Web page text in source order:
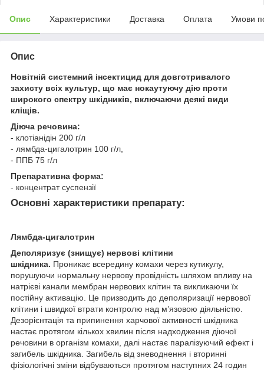
Опис Характеристики Доставка Оплата Умови
Опис
Новітній системний інсектицид для довготривалого
захисту всіх культур, що має нокаутуючу дію проти
широкого спектру шкідників, включаючи деякі види
кліщів.
Діюча речовина:
- клотіанідін 200 г/л
- лямбда-цигалотрин 100 г/л,
- ППБ 75 г/л
Препаративна форма:
- концентрат суспензії
Основні характеристики препарату:
Лямбда-цигалотрин
Деполяризує (знищує) нервові клітини
шкідника. Проникає всередину комахи через кутикулу,
порушуючи нормальну нервову провідність шляхом впливу на
натрієві канали мембран нервових клітин та викликаючи їх
постійну активацію. Це призводить до деполяризації нервової
клітини і швидкої втрати контролю над м’язовою діяльністю.
Дезорієнтація та припинення харчової активності шкідника
настає протягом кількох хвилин після надходження діючої
речовини в організм комахи, далі настає паралізуючий ефект і
загибель шкідника. Загибель від зневоднення і вторинні
фізіологічні зміни відбуваються протягом наступних 24 годин